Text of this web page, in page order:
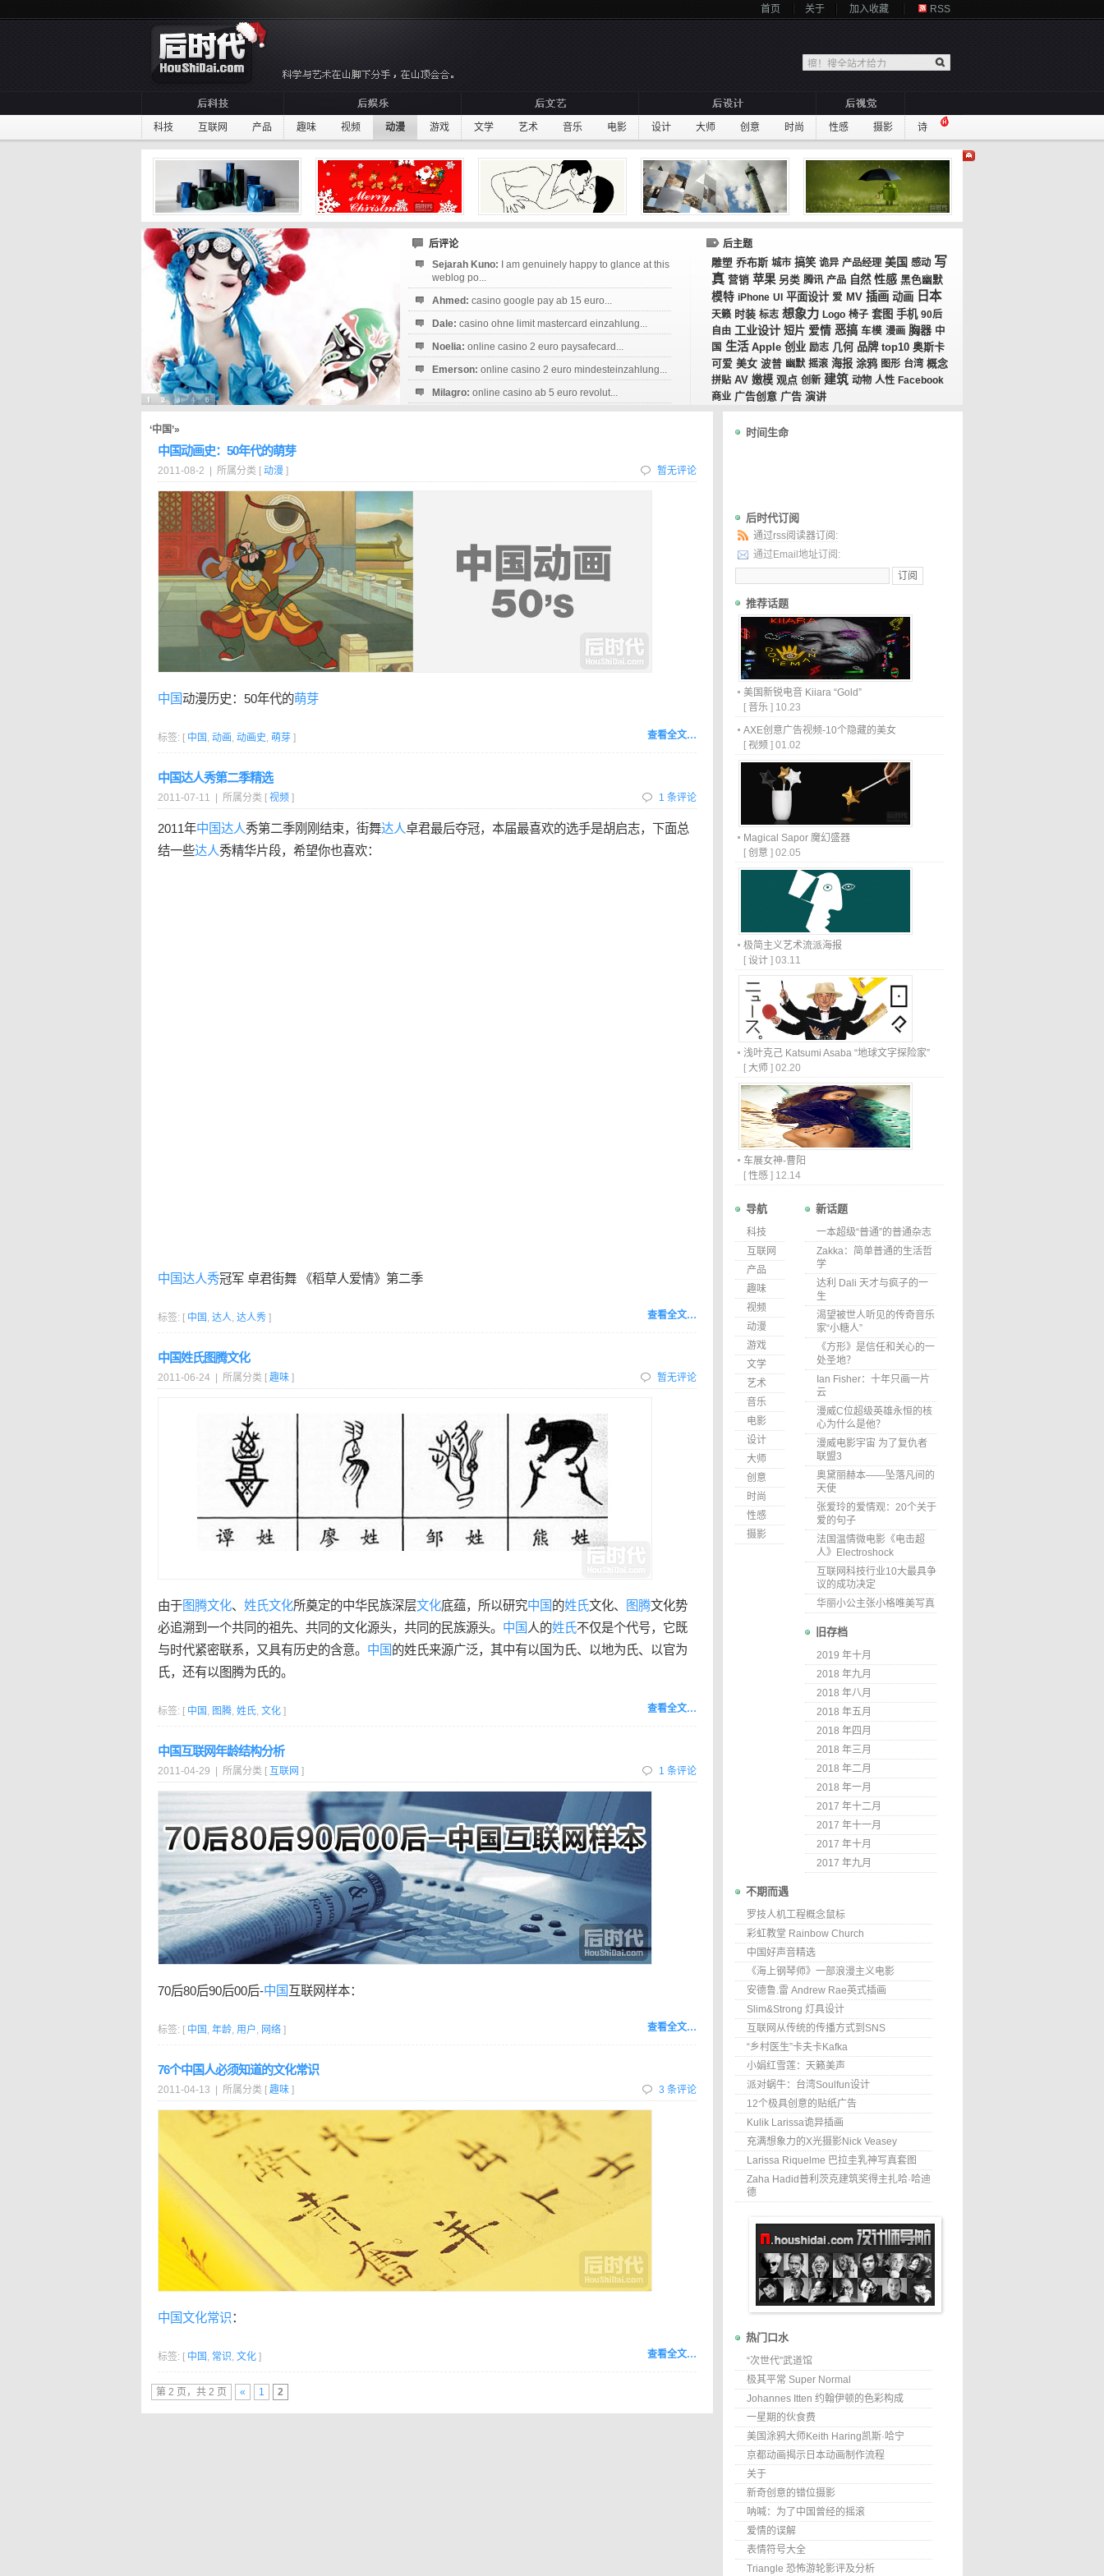
首页 关于 加入收藏 RSS
科技 互联网 产品 趣味 视频 动漫 游戏 文学 艺术 音乐 电影 设计 大师 创意 时尚 性感 摄影 诗
后评论
Sejarah Kuno:
I am genuinely happy to glance at this
weblog po...
Ahmed: casino google pay ab 15 euro...
Dale: casino ohne limit mastercard einzahlung...
Noelia: online casino 2 euro paysafecard...
Emerson: online casino 2 euro mindesteinzahlung...
Milagro: online casino ab 5 euro revolut...
后主题
雕塑 乔布斯 城市 搞笑 诡异 产品经理 美国 感动 写
真 营销 苹果 另类 腾讯 产品 自然 性感 黑色幽默
模特 iPhone UI 平面设计 爱 MV 插画 动画 日本
天籁 时装 标志 想象力 Logo 椅子 套图 手机 90后
自由 工业设计 短片 爱情 恶搞 车模 漫画 胸器 中
国 生活 Apple 创业 励志 几何 品牌 top10 奥斯卡
可爱 美女 波普 幽默 摇滚 海报 涂鸦 图形 台湾 概念
拼贴 AV 嫩模 观点 创新 建筑 动物 人性 Facebook
商业 广告创意 广告 演讲
‘中国’»
中国动画史：50年代的萌芽
2011-08-2 | 所属分类 [ 动漫 ] 暂无评论
中国动漫历史：50年代的萌芽
查看全文…
标签: [ 中国 , 动画, 动画史, 萌芽 ]
中国达人秀第二季精选
2011-07-11 | 所属分类 [ 视频 ] 1 条评论
2011年中国达人秀第二季刚刚结束，街舞达人卓君最后夺冠，本届最喜欢的选手是胡启志，下面总
结一些达人秀精华片段，希望你也喜欢：
中国达人秀冠军 卓君街舞 《稻草人爱情》第二季
查看全文…
标签: [ 中国 , 达人, 达人秀 ]
中国姓氏图腾文化
2011-06-24 | 所属分类 [ 趣味 ] 暂无评论
由于图腾文化、 姓氏文化所奠定的中华民族深层文化底蕴，所以研究中国 的姓氏文化、 图腾文化势
必追溯到一个共同的祖先、共同的文化源头，共同的民族源头。 中国 人的姓氏不仅是个代号，它既
与时代紧密联系，又具有历史的含意。 中国 的姓氏来源广泛，其中有以国为氏、以地为氏、以官为
氏，还有以图腾为氏的。
查看全文…
标签: [ 中国 , 图腾, 姓氏, 文化 ]
中国互联网年龄结构分析
2011-04-29 | 所属分类 [ 互联网 ] 1 条评论
70后80后90后00后-中国 互联网样本：
查看全文…
标签: [ 中国 , 年龄, 用户, 网络 ]
76个中国人必须知道的文化常识
2011-04-13 | 所属分类 [ 趣味 ] 3 条评论
中国文化常识：
查看全文…
标签: [ 中国 , 常识, 文化 ]
第 2 页，共 2 页 « 1 2
时间生命
后时代订阅
通过rss阅读器订阅:
通过Email地址订阅:
推荐话题
美国新锐电音 Kiiara “Gold”
[ 音乐 ] 10.23
AXE创意广告视频-10个隐藏的美女
[ 视频 ] 01.02
Magical Sapor 魔幻盛器
[ 创意 ] 02.05
极简主义艺术流派海报
[ 设计 ] 03.11
浅叶克己 Katsumi Asaba “地球文字探险家”
[ 大师 ] 02.20
车展女神-曹阳
[ 性感 ] 12.14
导航
科技
互联网
产品
趣味
视频
动漫
游戏
文学
艺术
音乐
电影
设计
大师
创意
时尚
性感
摄影
新话题
一本超级“普通”的普通杂志
Zakka：简单普通的生活哲
学
达利 Dali 天才与疯子的一
生
渴望被世人听见的传奇音乐
家“小糖人”
《方形》是信任和关心的一
处圣地？
Ian Fisher：十年只画一片
云
漫威C位超级英雄永恒的核
心为什么是他？
漫威电影宇宙 为了复仇者
联盟3
奥黛丽赫本——坠落凡间的
天使
张爱玲的爱情观：20个关于
爱的句子
法国温情微电影《电击超
人》Electroshock
互联网科技行业10大最具争
议的成功决定
华丽小公主张小格唯美写真
旧存档
2019 年十月
2018 年九月
2018 年八月
2018 年五月
2018 年四月
2018 年三月
2018 年二月
2018 年一月
2017 年十二月
2017 年十一月
2017 年十月
2017 年九月
不期而遇
罗技人机工程概念鼠标
彩虹教堂 Rainbow Church
中国好声音精选
《海上钢琴师》一部浪漫主义电影
安德鲁.雷 Andrew Rae英式插画
Slim&Strong 灯具设计
互联网从传统的传播方式到SNS
“乡村医生”卡夫卡Kafka
小娟红雪莲：天籁美声
派对蜗牛：台湾Soulfun设计
12个极具创意的贴纸广告
Kulik Larissa诡异插画
充满想象力的X光摄影Nick Veasey
Larissa Riquelme 巴拉圭乳神写真套图
Zaha Hadid普利茨克建筑奖得主扎哈·哈迪
德
热门口水
“次世代”武道馆
极其平常 Super Normal
Johannes Itten 约翰伊顿的色彩构成
一星期的伙食费
美国涂鸦大师Keith Haring凯斯·哈宁
京都动画揭示日本动画制作流程
关于
新奇创意的错位摄影
呐喊：为了中国曾经的摇滚
爱情的误解
表情符号大全
Triangle 恐怖游轮影评及分析